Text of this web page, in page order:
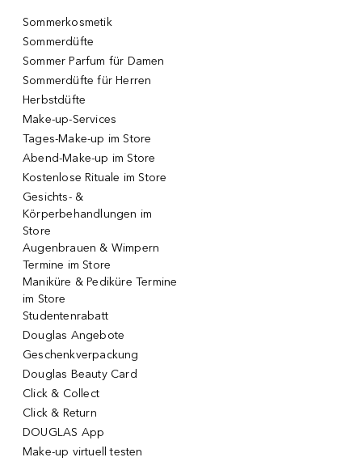
Sommerkosmetik
Sommerdüfte
Sommer Parfum für Damen
Sommerdüfte für Herren
Herbstdüfte
Make-up-Services
Tages-Make-up im Store
Abend-Make-up im Store
Kostenlose Rituale im Store
Gesichts- &
Körperbehandlungen im
Store
Augenbrauen & Wimpern
Termine im Store
Maniküre & Pediküre Termine
im Store
Studentenrabatt
Douglas Angebote
Geschenkverpackung
Douglas Beauty Card
Click & Collect
Click & Return
DOUGLAS App
Make-up virtuell testen